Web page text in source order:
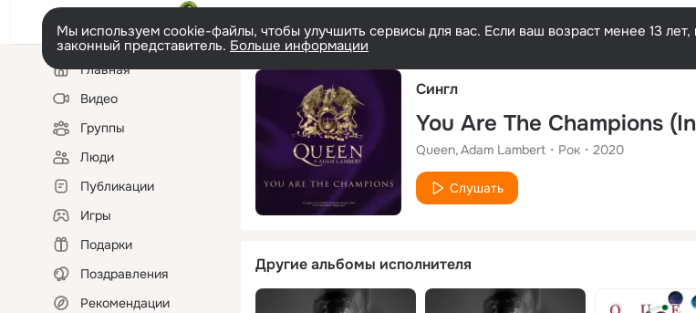
Мы используем cookie-файлы, чтобы улучшить сервисы для вас. Если ваш возраст менее 13
законный представитель. Больше информации
Левая
колонкаГлавная
Видео
Группы
Люди
Публикации
Игры
Подарки
Поздравления
Рекомендации
Сингл
Queen Adam Lambert Рок 2020
Слушать
Другие альбомы исполнителя